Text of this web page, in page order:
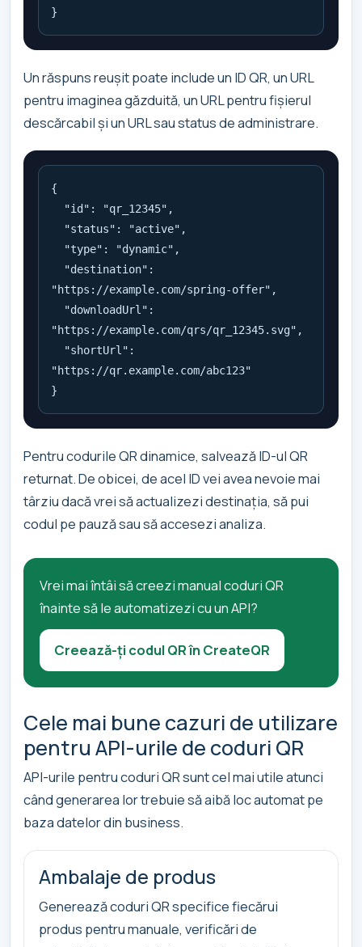
}
Un răspuns reușit poate include un ID QR, un URL
pentru imaginea găzduită, un URL pentru fișierul
descărcabil și un URL sau status de administrare.
{
"https://example.com/spring-offer",
"https://example.com/qrs/qr_12345.svg",
"https://qr.example.com/abc123"
}
Pentru codurile QR dinamice, salvează ID-ul QR
returnat. De obicei, de acel ID vei avea nevoie mai
târziu dacă vrei să actualizezi destinația, să pui
codul pe pauză sau să accesezi analiza.
Vrei mai întâi să creezi manual coduri QR
înainte să le automatizezi cu un API?
Creează-ți codul QR în CreateQR
Cele mai bune cazuri de utilizare
pentru API-urile de coduri QR
API-urile pentru coduri QR sunt cel mai utile atunci
când generarea lor trebuie să aibă loc automat pe
baza datelor din business.
Ambalaje de produs
Generează coduri QR specifice fiecărui
produs pentru manuale, verificări de